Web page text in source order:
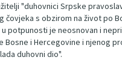
"duhovnici Srpske
s obzirom na život po
potpunosti je neosnovan i
i Hercegovine i njenog
duhovni dio".